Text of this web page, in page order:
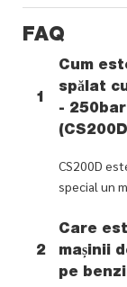
FAQ
1
Cum
spălat
-
CS200D
special un
2
Care
mașinii
pe